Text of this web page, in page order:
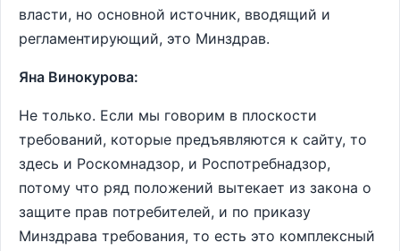
власти, но основной источник, вводящий и
регламентирующий, это Минздрав.
Яна Винокурова:
Не только. Если мы говорим в плоскости
требований, которые предъявляются к сайту, то
здесь и Роскомнадзор, и Роспотребнадзор,
потому что ряд положений вытекает из закона о
защите прав потребителей, и по приказу
Минздрава требования, то есть это комплексный